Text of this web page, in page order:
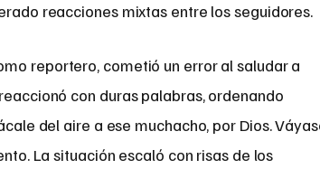
reacciones mixtas entre los seguidores.
reportero, cometió un error al saludar a
con duras palabras, ordenando
del aire a ese muchacho, por Dios.
La situación escaló con risas de los